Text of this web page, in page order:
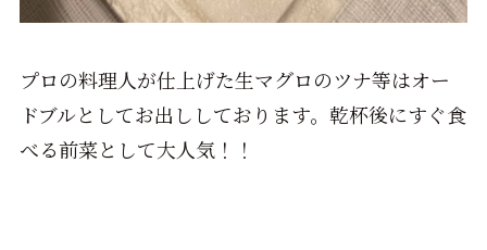
プロの料理人が仕上げた生マグロのツナ等はオー
ドブルとしてお出ししております。乾杯後にすぐ食
べる前菜として大人気！！